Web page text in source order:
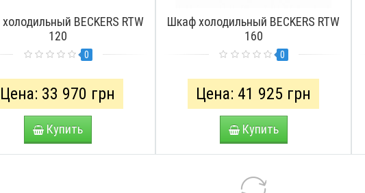
BECKERS RTW
120
0
Цена: 33 970 грн
Купить
Шкаф холодильный BECKERS RTW
160
0
Цена: 41 925 грн
Купить